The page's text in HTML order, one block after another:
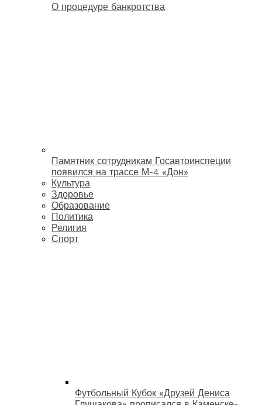
О процедуре банкротства
Памятник сотрудникам Госавтоинспеции
появился на трассе М-4 «Дон»
Культура
Здоровье
Образование
Политика
Религия
Спорт
Футбольный Кубок «Друзей Дениса